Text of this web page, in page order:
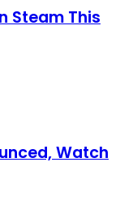
Steam This
Watch